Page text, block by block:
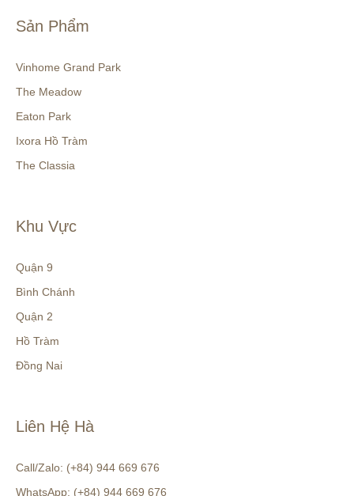
Sản Phẩm
Vinhome Grand Park
The Meadow
Eaton Park
Ixora Hồ Tràm
The Classia
Khu Vực
Quận 9
Bình Chánh
Quận 2
Hồ Tràm
Đồng Nai
Liên Hệ Hà
Call/Zalo: (+84) 944 669 676
WhatsApp: (+84) 944 669 676